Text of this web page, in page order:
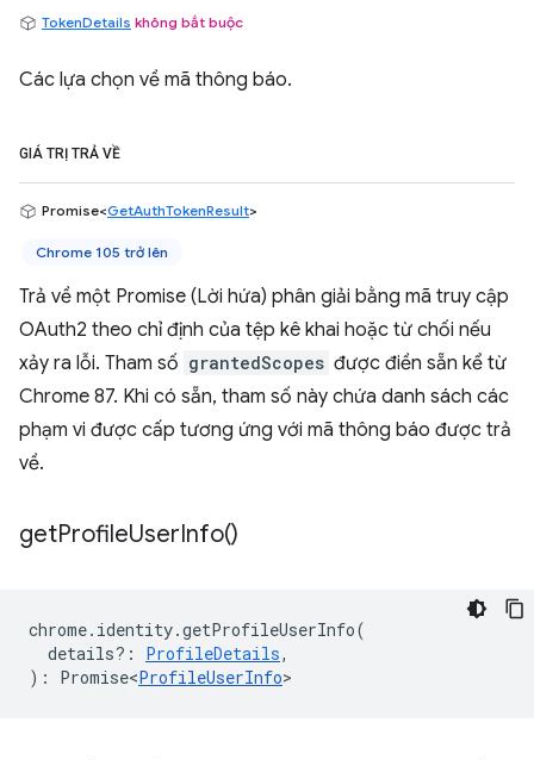
TokenDetails không bắt buộc
Các lựa chọn về mã thông báo.
GIÁ TRỊ TRẢ VỀ
Promise<GetAuthTokenResult>
Chrome 105 trở lên
Trả về một Promise (Lời hứa) phân giải bằng mã truy cập
OAuth2 theo chỉ định của tệp kê khai hoặc từ chối nếu
xảy ra lỗi. Tham số grantedScopes được điền sẵn kể từ
Chrome 87. Khi có sẵn, tham số này chứa danh sách các
phạm vi được cấp tương ứng với mã thông báo được trả
về.
getProfileUserInfo()
chrome. identity.getProfileUserInfo(
details? : ProfileDetails,
) : Promise<ProfileUserInfo>